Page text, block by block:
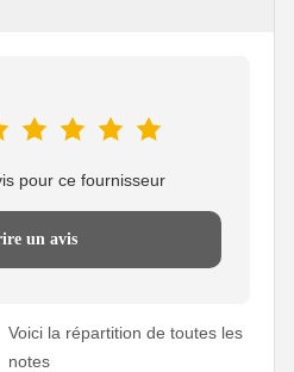
pour ce fournisseur
un avis
Voici la répartition de toutes les
notes